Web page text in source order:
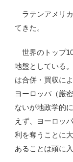
ラテンアメリ
てきた。
世界のトップ
地盤としている
は合併・買収に
ヨーロッパ（厳
ないが地政学的
えず、ヨーロッ
利を奪うことに
あることは頭に